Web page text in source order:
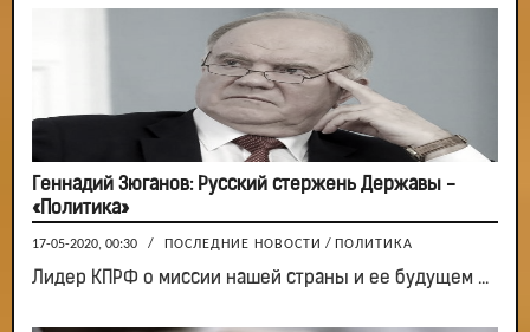
Геннадий Зюганов: Русский стержень Державы -
«Политика»
17-05-2020, 00:30 / ПОСЛЕДНИЕ НОВОСТИ / ПОЛИТИКА
Лидер КПРФ о миссии нашей страны и ее будущем ...